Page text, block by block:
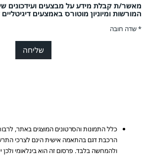
מאשר/ת קבלת מידע על מבצעים ועידכונים
המורשות ומיוניון מוטורס באמצעים
* שדה חובה
כלל התמונות והסרטונים המוצגים באתר,
הרכבת דגם בהתאמה אישית הינם לצרכי
ולהמחשה בלבד. פרסום זה הוא בינלאומי ולכן